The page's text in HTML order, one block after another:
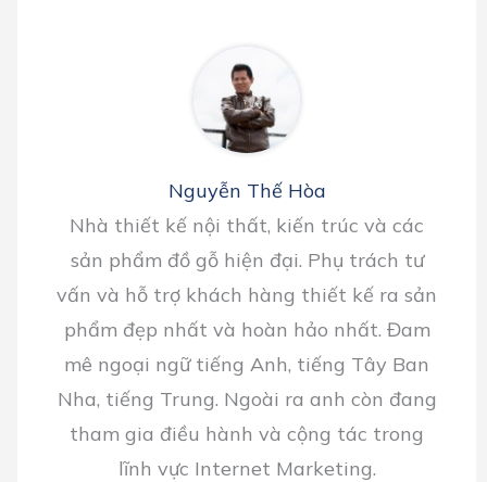
Nguyễn Thế Hòa
Nhà thiết kế nội thất, kiến trúc và các
sản phẩm đồ gỗ hiện đại. Phụ trách tư
vấn và hỗ trợ khách hàng thiết kế ra sản
phẩm đẹp nhất và hoàn hảo nhất. Đam
mê ngoại ngữ tiếng Anh, tiếng Tây Ban
Nha, tiếng Trung. Ngoài ra anh còn đang
tham gia điều hành và cộng tác trong
lĩnh vực Internet Marketing.